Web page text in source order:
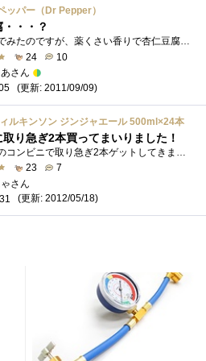
ッパー（Dr Pepper）
・・？
最近飲んでみたのですが、薬くさい香りで杏仁豆腐っぽいような味でした。ですが私は好きな味かもしれません(笑)杏仁豆腐がﾀﾞﾒな人はﾀﾞﾒ...
24
10
さん
(更新: 2011/09/09)
ルキンソン ジンジャエール 500ml×24本
り急ぎ2本買ってまいりました！
23
7
さん
(更新: 2012/05/18)